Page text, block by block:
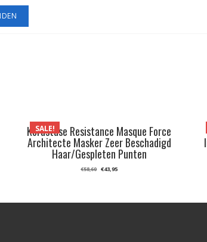
SALE!
Kérastase Resistance Masque Force
Architecte Masker Zeer Beschadigd
Haar/Gespleten Punten
€58,60 Oorspronkelijke
prijs
€43,95Huidige